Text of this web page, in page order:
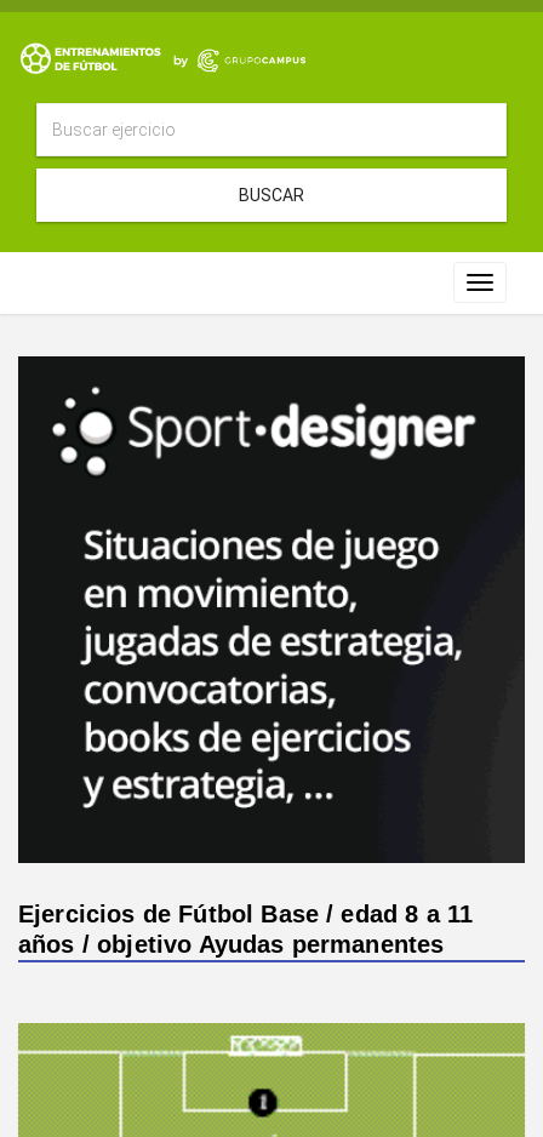
BUSCAR
Toggle
Ejercicios de Fútbol Base / edad 8 a 11
años / objetivo Ayudas permanentes